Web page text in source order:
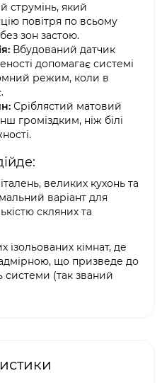
струмінь, який
повітря по всьому
зон застою.
Вбудований датчик
допомагає системі
режим, коли в
Сріблястий матовий
громіздким, ніж білі
великих кухонь та
варіант для
скляних та
ізольованих кімнат, де
що призведе до
системи (так званий